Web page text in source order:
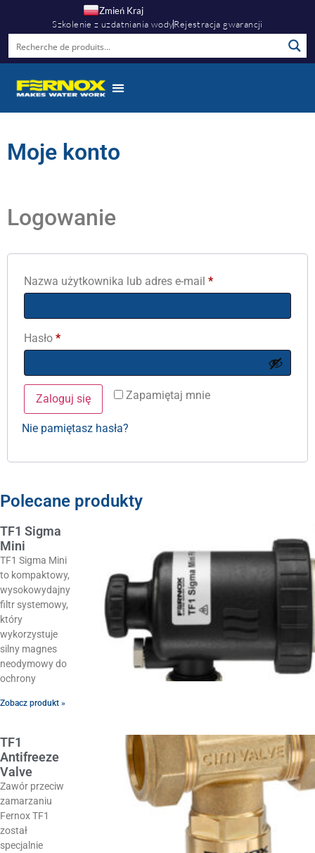
Zmień Kraj
Szkolenie z uzdatniania wodyRejestracja gwarancji
Moje konto
Logowanie
Nazwa użytkownika lub adres e-mail *
Hasło *
Zapamiętaj mnie
Zaloguj się
Nie pamiętasz hasła?
Polecane produkty
TF1 Sigma
Mini
TF1 Sigma Mini
to kompaktowy,
wysokowydajny
filtr systemowy,
który
wykorzystuje
silny magnes
neodymowy do
ochrony
Zobacz produkt »
TF1
Antifreeze
Valve
Zawór przeciw
zamarzaniu
Fernox TF1
został
specjalnie